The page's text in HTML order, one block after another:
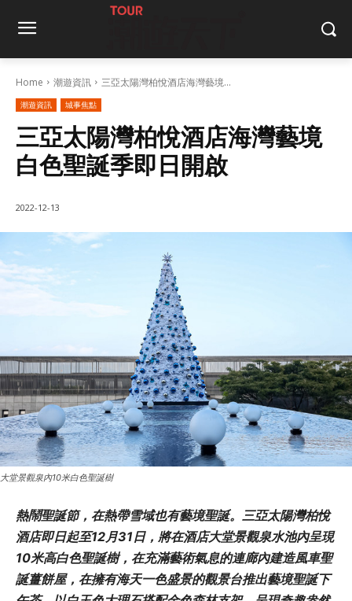
Home 潮遊資訊 三亞太陽灣柏悅酒店海灣藝境...
潮遊資訊 城事焦點
三亞太陽灣柏悅酒店海灣藝境
白色聖誕季即日開啟
2022-12-13
大堂景觀泉內10米白色聖誕樹
熱鬧聖誕節，在熱帶雪域也有藝境聖誕。三亞太陽灣柏悅
酒店即日起至12月31日，將在酒店大堂景觀泉水池內呈現
10米高白色聖誕樹，在充滿藝術氣息的連廊內建造風車聖
誕薑餅屋，在擁有海天一色盛景的觀景台推出藝境聖誕下